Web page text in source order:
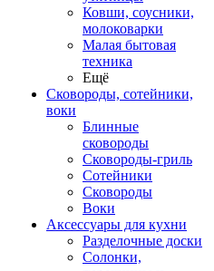
Ковши, соусники,
молоковарки
Малая бытовая
техника
Ещё
Сковороды, сотейники,
воки
Блинные
сковороды
Сковороды-гриль
Сотейники
Сковороды
Воки
Аксессуары для кухни
Разделочные доски
Солонки,